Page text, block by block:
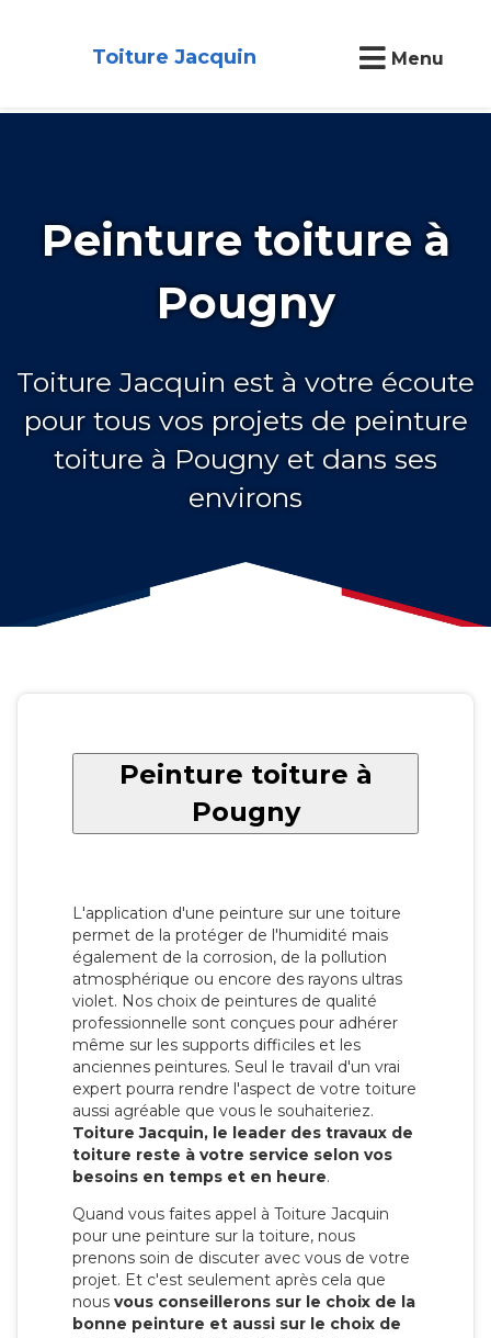
Toiture Jacquin Menu
Peinture toiture à
Pougny
Toiture Jacquin est à votre écoute
pour tous vos projets de peinture
toiture à Pougny et dans ses
environs
Peinture toiture à
Pougny
L'application d'une peinture sur une toiture
permet de la protéger de l'humidité mais
également de la corrosion, de la pollution
atmosphérique ou encore des rayons ultras
violet. Nos choix de peintures de qualité
professionnelle sont conçues pour adhérer
même sur les supports difficiles et les
anciennes peintures. Seul le travail d'un vrai
expert pourra rendre l'aspect de votre toiture
aussi agréable que vous le souhaiteriez.
Toiture Jacquin, le leader des travaux de
toiture reste à votre service selon vos
besoins en temps et en heure.
Quand vous faites appel à Toiture Jacquin
pour une peinture sur la toiture, nous
prenons soin de discuter avec vous de votre
projet. Et c'est seulement après cela que
nous vous conseillerons sur le choix de la
bonne peinture et aussi sur le choix de